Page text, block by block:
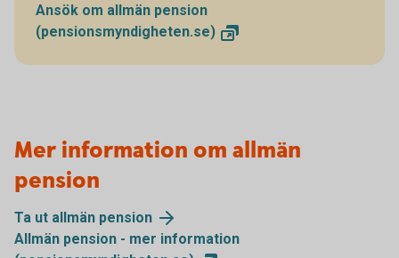
Ansök om allmän pension
(pensionsmyndigheten.se)
Mer information om allmän
pension
Ta ut allmän pension
Allmän pension - mer information